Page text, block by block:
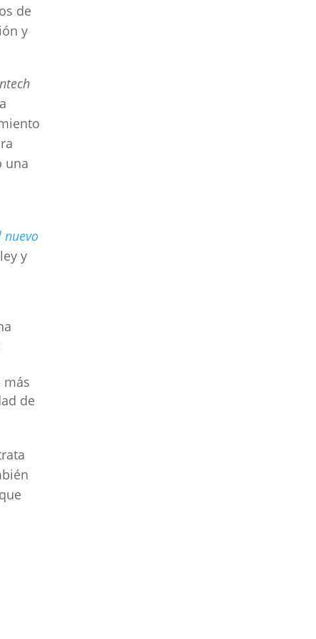
de
y
una
nuevo
y
más
de